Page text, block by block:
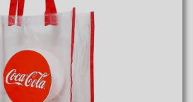
Sacola PVC
PVC 4045
Saiba Mais